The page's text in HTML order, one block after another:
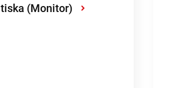
tiska (Monitor)
›